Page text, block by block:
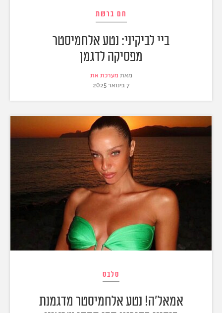
חם ברשת
ביי לביקיני: נטע אלחמיסטר
מפסיקה לדגמן
מאת מערכת את
7 בינואר 2025
סלבס
אמאל'ה! נטע אלחמיסטר מדגמנת